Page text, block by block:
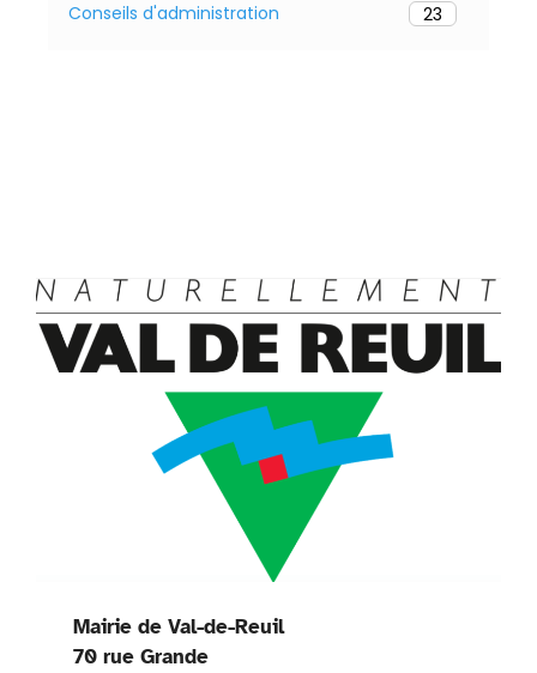
Conseils d'administration
23
Mairie de Val-de-Reuil
70 rue Grande